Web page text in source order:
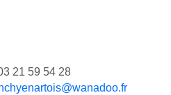
21 59 54 28